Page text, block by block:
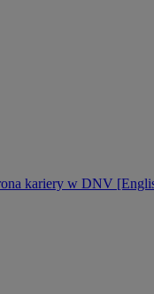
kariery w DNV